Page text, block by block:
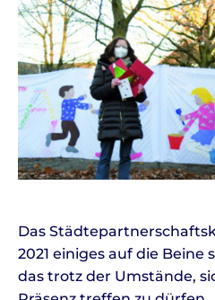
Das
2021 einiges auf die Beine
das trotz der Umstände,